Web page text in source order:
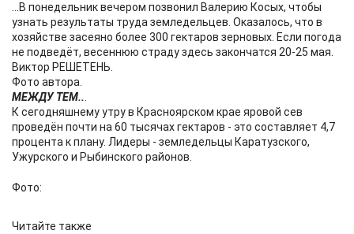
...В понедельник вечером позвонил Валерию Косых, чтобы
узнать результаты труда земледельцев. Оказалось, что в
хозяйстве засеяно более 300 гектаров зерновых. Если погода
не подведёт, весеннюю страду здесь закончатся 20-25 мая.
Виктор РЕШЕТЕНЬ.
Фото автора.
МЕЖДУ ТЕМ..
К сегодняшнему утру в Красноярском крае яровой сев
проведён почти на 60 тысячах гектаров - это составляет 4,7
процента к плану. Лидеры - земледельцы Каратузского,
Ужурского и Рыбинского районов.
Фото:
Читайте также